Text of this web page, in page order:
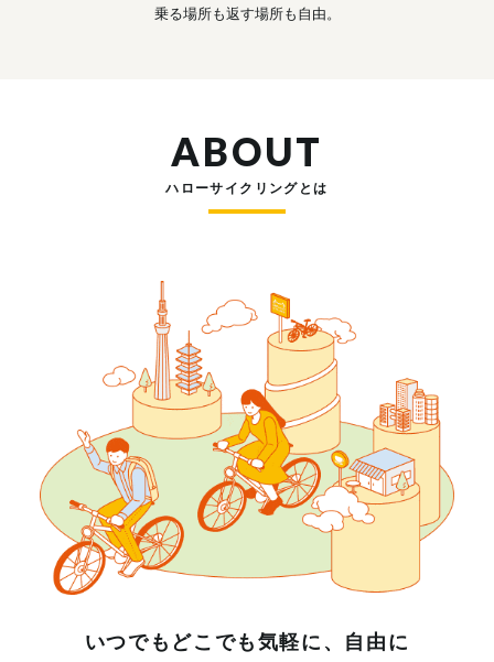
乗る場所も返す場所も自由。
ABOUT
ハローサイクリングとは
いつでもどこでも気軽に、自由に